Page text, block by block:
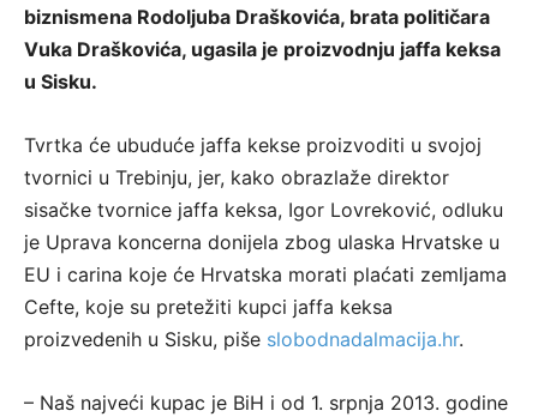
biznismena Rodoljuba Draškovića, brata političara
Vuka Draškovića, ugasila je proizvodnju jaffa keksa
u Sisku.
Tvrtka će ubuduće jaffa kekse proizvoditi u svojoj
tvornici u Trebinju, jer, kako obrazlaže direktor
sisačke tvornice jaffa keksa, Igor Lovreković, odluku
je Uprava koncerna donijela zbog ulaska Hrvatske u
EU i carina koje će Hrvatska morati plaćati zemljama
Cefte, koje su pretežiti kupci jaffa keksa
proizvedenih u Sisku, piše slobodnadalmacija.hr.
– Naš najveći kupac je BiH i od 1. srpnja 2013. godine